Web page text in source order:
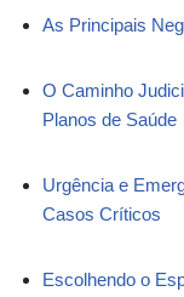
As Principais
O Caminho
Planos de Saúde
Urgência e
Casos Críticos
Escolhendo o